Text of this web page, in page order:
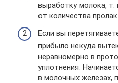
выработку молока, т.
от количества
Если вы
прибыло некуда
неравномерно в
уплотнения.
в молочных железах,